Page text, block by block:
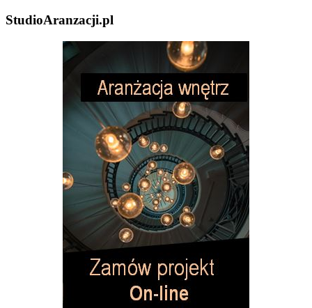
StudioAranzacji.pl